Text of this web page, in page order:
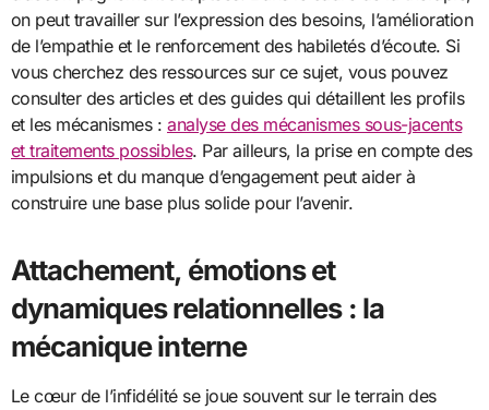
on peut travailler sur l’expression des besoins, l’amélioration
de l’empathie et le renforcement des habiletés d’écoute. Si
vous cherchez des ressources sur ce sujet, vous pouvez
consulter des articles et des guides qui détaillent les profils
et les mécanismes : analyse des mécanismes sous-jacents
et traitements possibles. Par ailleurs, la prise en compte des
impulsions et du manque d’engagement peut aider à
construire une base plus solide pour l’avenir.
Attachement, émotions et
dynamiques relationnelles : la
mécanique interne
Le cœur de l’infidélité se joue souvent sur le terrain des